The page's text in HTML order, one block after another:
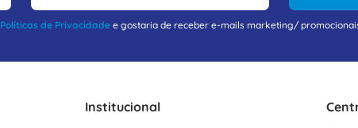
Políticas de Privacidade e gostaria de receber e-mails marketing/
Institucional